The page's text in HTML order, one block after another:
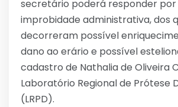
secretário poderá responder por
improbidade administrativa, dos
decorreram possível
dano ao erário e possível
cadastro de Nathalia de Oliveira
Laboratório Regional de Prótese
(LRPD).